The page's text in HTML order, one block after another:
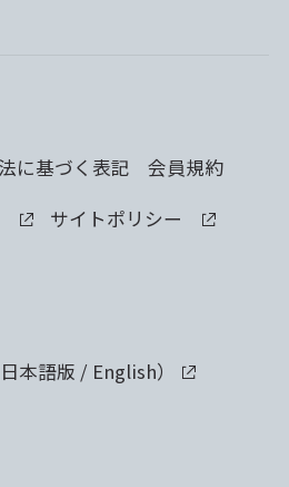
に基づく表記
会員規約
サイトポリシー
日本語版 / English）